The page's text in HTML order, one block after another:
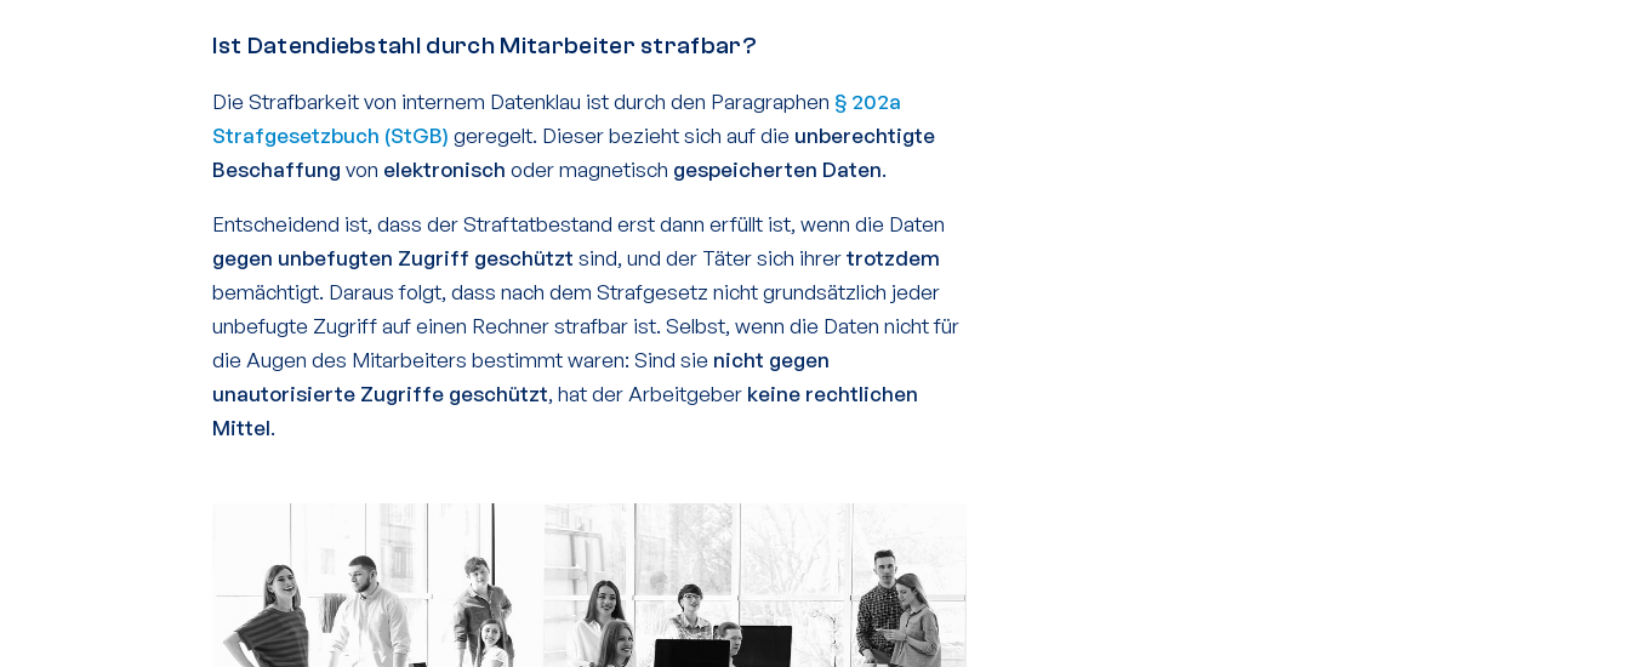
Ist Datendiebstahl durch Mitarbeiter strafbar?
Die Strafbarkeit von internem Datenklau ist durch den Paragraphen § 202a
Strafgesetzbuch (StGB) geregelt. Dieser bezieht sich auf die unberechtigte
Beschaffung von elektronisch oder magnetisch gespeicherten Daten.
Entscheidend ist, dass der Straftatbestand erst dann erfüllt ist, wenn die Daten
gegen unbefugten Zugriff geschützt sind, und der Täter sich ihrertrotzdem
bemächtigt. Daraus folgt, dass nach dem Strafgesetz nicht grundsätzlich jeder
unbefugte Zugriff auf einen Rechner strafbar ist. Selbst, wenn die Daten nicht für
die Augen des Mitarbeiters bestimmt waren: Sind sie nicht gegen
unautorisierte Zugriffe geschützt, hat der Arbeitgeber keine rechtlichen
Mittel.